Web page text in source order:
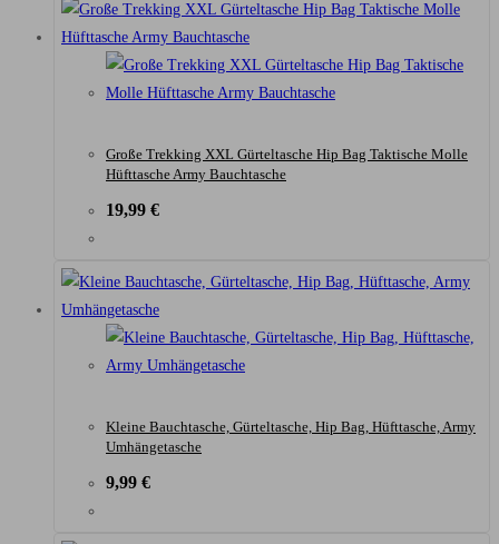
Große Trekking XXL Gürteltasche Hip Bag Taktische Molle
Hüfttasche Army Bauchtasche
19,99 €
Kleine Bauchtasche, Gürteltasche, Hip Bag, Hüfttasche, Army
Umhängetasche
9,99 €